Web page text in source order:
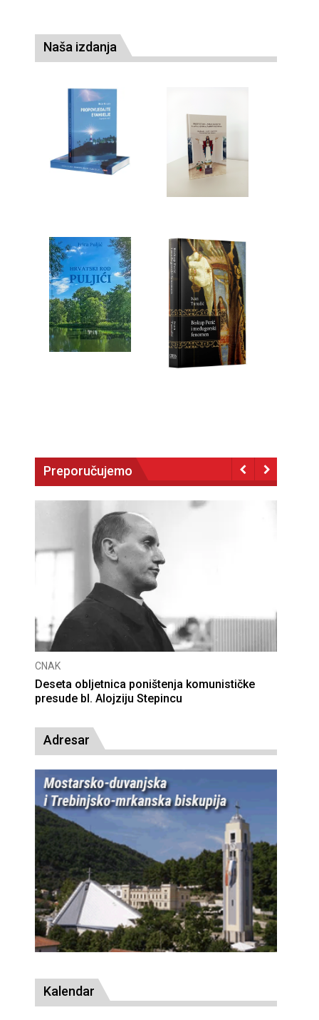
Naša izdanja
Preporučujemo
CNAK
Deseta obljetnica poništenja komunističke
presude bl. Alojziju Stepincu
Adresar
Kalendar